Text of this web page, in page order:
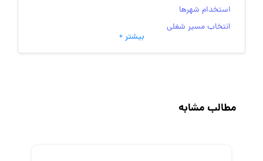
استخدام شهرها
انتخاب مسیر شغلی
به‌روزرسانی‌های سایت (کارجویی)
رزومه
بیشتر +
مطالب مشابه